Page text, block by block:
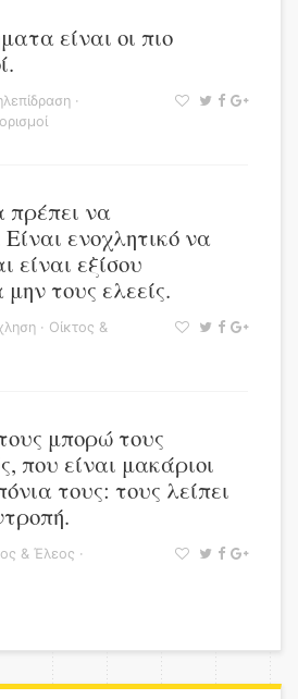
είναι οι πιο
·
πρέπει να
ενοχλητικό να
είναι εξίσου
τους ελεείς.
· Οίκτος &
μπορώ τους
που είναι μακάριοι
τους: τους λείπει
& Έλεος ·